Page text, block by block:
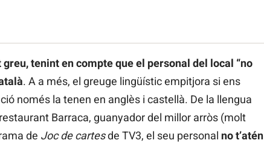
tenint en compte que el personal del local “no
. A a més, el greuge lingüístic empitjora si ens
només la tenen en anglès i castellà. De la llengua
Barraca, guanyador del millor arròs (molt
de Joc de cartesde TV3, el seu personal no t’atén